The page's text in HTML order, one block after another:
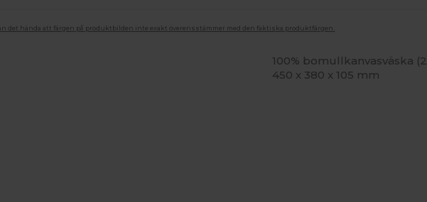
det hända att färgen på produktbilden inte exakt överensstämmer med den faktiska produktfärgen.
100% bomullkanvasväska
450 x 380 x 105 mm